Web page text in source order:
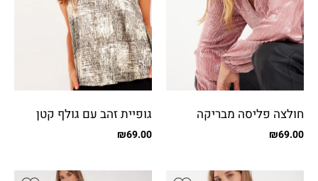
חולצה פליסה מבריקה
₪69.00
גופיית זהב עם גולף קטן
₪69.00